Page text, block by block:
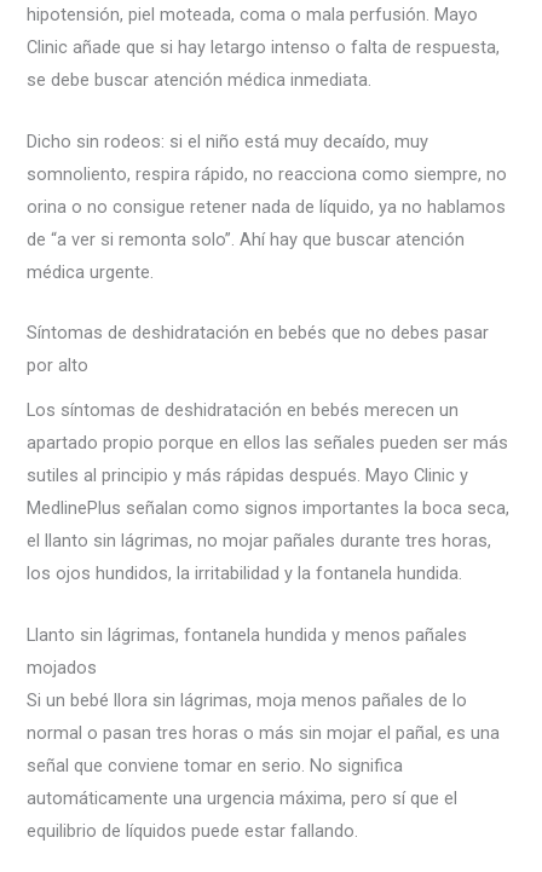
hipotensión, piel moteada, coma o mala perfusión. Mayo
Clinic añade que si hay letargo intenso o falta de respuesta,
se debe buscar atención médica inmediata.
Dicho sin rodeos: si el niño está muy decaído, muy
somnoliento, respira rápido, no reacciona como siempre, no
orina o no consigue retener nada de líquido, ya no hablamos
de “a ver si remonta solo”. Ahí hay que buscar atención
médica urgente.
Síntomas de deshidratación en bebés que no debes pasar
por alto
Los síntomas de deshidratación en bebés merecen un
apartado propio porque en ellos las señales pueden ser más
sutiles al principio y más rápidas después. Mayo Clinic y
MedlinePlus señalan como signos importantes la boca seca,
el llanto sin lágrimas, no mojar pañales durante tres horas,
los ojos hundidos, la irritabilidad y la fontanela hundida.
Llanto sin lágrimas, fontanela hundida y menos pañales
mojados
Si un bebé llora sin lágrimas, moja menos pañales de lo
normal o pasan tres horas o más sin mojar el pañal, es una
señal que conviene tomar en serio. No significa
automáticamente una urgencia máxima, pero sí que el
equilibrio de líquidos puede estar fallando.